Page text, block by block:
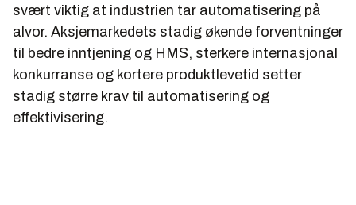
svært viktig at industrien tar automatisering på
alvor. Aksjemarkedets stadig økende forventninger
til bedre inntjening og HMS, sterkere internasjonal
konkurranse og kortere produktlevetid setter
stadig større krav til automatisering og
effektivisering.